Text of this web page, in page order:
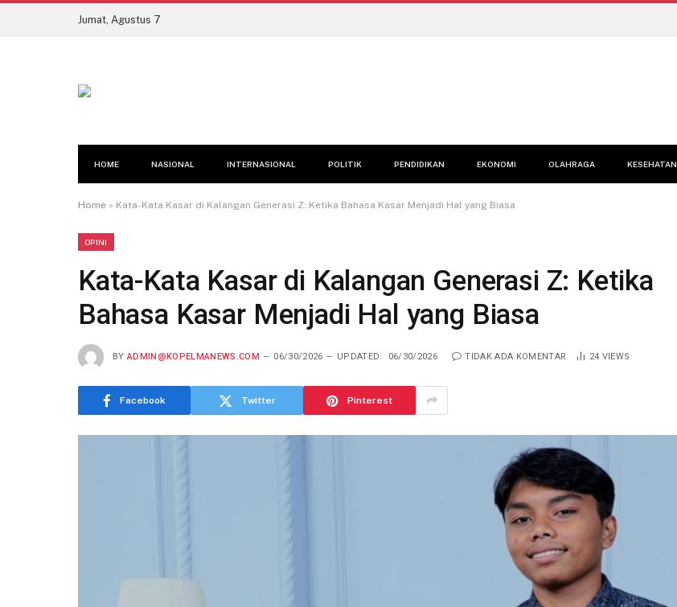
Jumat, Agustus 7
HOME NASIONAL INTERNASIONAL POLITIK PENDIDIKAN EKONOMI OLAHRAGA KESEHATAN
Home » Kata-Kata Kasar di Kalangan Generasi Z: Ketika Bahasa Kasar Menjadi Hal yang Biasa
OPINI
Kata-Kata Kasar di Kalangan Generasi Z: Ketika
Bahasa Kasar Menjadi Hal yang Biasa
BY ADMIN@KOPELMANEWS.COM 06/30/2026 UPDATED: 06/30/2026 TIDAK ADA KOMENTAR 24 VIEWS
Facebook Twitter Pinterest